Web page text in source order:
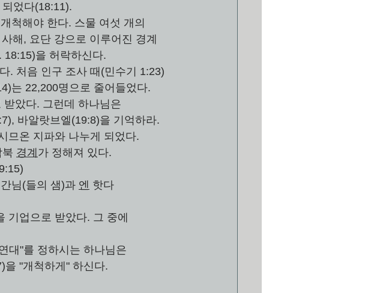
었다(18:11).
척해야 한다. 스물 여섯 개의
사해, 요단 강으로 이루어진 경계
18:15)을 허락하신다.
. 처음 인구 조사 때(민수기 1:23)
는 22,200명으로 줄어들었다.
받았다. 그런데 하나님은
바알랏브엘(19:8)을 기억하라.
므온 지파와 나누게 되었다.
경계 가 정해져 있다.
간님(들의 샘)과 엔 핫다
기업으로 받았다. 그 중에
대"를 정하시는 하나님은
을 "개척하게" 하신다.